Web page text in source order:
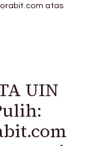
atas
UIN